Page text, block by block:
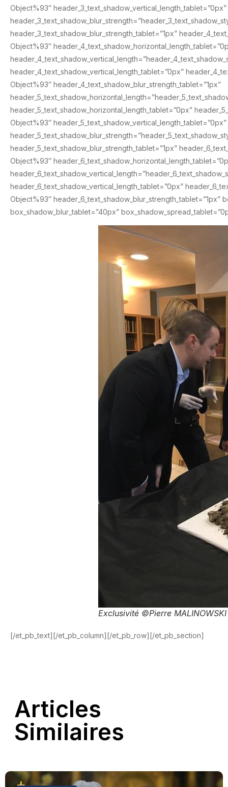
Object%93″ header_3_text_shadow_vertical_length_tablet=”0px”
header_3_text_shadow_blur_strength_tablet=”1px”
Object%93″
header_4_text_shadow_vertical_length_tablet=”0px”
Object%93″ header_4_text_shadow_blur_strength_tablet=”1px”
header_5_text_shadow_horizontal_length_tablet=”0px”
Object%93″ header_5_text_shadow_vertical_length_tablet=”0px”
header_5_text_shadow_blur_strength_tablet=”1px”
Object%93″
header_6_text_shadow_vertical_length_tablet=”0px”
Object%93″
box_shadow_blur_tablet=”40px”
Exclusivité ©Pierre
[/et_pb_text][/et_pb_column][/et_pb_row][/et_pb_section]
Articles
Similaires